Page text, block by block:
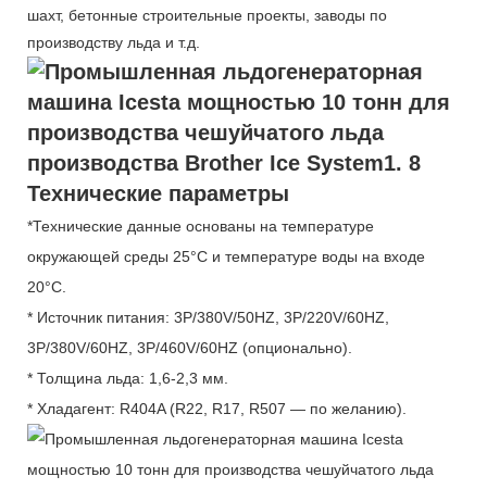
шахт, бетонные строительные проекты, заводы по
производству льда и т.д.
Технические параметры
*Технические данные основаны на температуре
окружающей среды 25°C и температуре воды на входе
20°C.
* Источник питания: 3P/380V/50HZ, 3P/220V/60HZ,
3P/380V/60HZ, 3P/460V/60HZ (опционально).
* Толщина льда: 1,6-2,3 мм.
* Хладагент: R404A (R22, R17, R507 — по желанию).